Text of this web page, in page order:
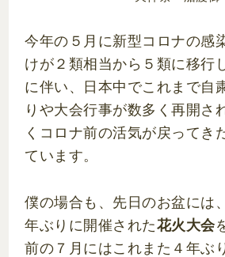
今年の５月に新型コロナの感
けが２類相当から５類に移行
に伴い、日本中でこれまで自
りや大会行事が数多く再開さ
くコロナ前の活気が戻ってき
ています。
僕の場合も、先日のお盆には
年ぶりに開催された花火大会
前の７月にはこれまた４年ぶ